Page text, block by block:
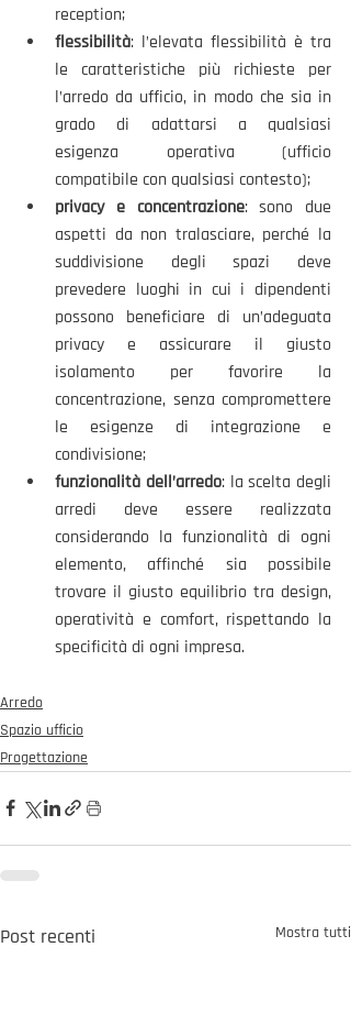
reception;
flessibilità: l’elevata flessibilità è tra
le caratteristiche più richieste per
l’arredo da ufficio, in modo che sia in
grado di adattarsi a qualsiasi
esigenza operativa (ufficio
compatibile con qualsiasi contesto);
privacy e concentrazione: sono due
aspetti da non tralasciare, perché la
suddivisione degli spazi deve
prevedere luoghi in cui i dipendenti
possono beneficiare di un’adeguata
privacy e assicurare il giusto
isolamento per favorire la
concentrazione, senza compromettere
le esigenze di integrazione e
condivisione;
funzionalità dell’arredo: la scelta degli
arredi deve essere realizzata
considerando la funzionalità di ogni
elemento, affinché sia possibile
trovare il giusto equilibrio tra design,
operatività e comfort, rispettando la
specificità di ogni impresa.
Arredo
Spazio ufficio
Progettazione
Post recenti Mostra tutti